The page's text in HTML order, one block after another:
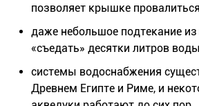
позволяет крышке
даже небольшое подтекание
«съедать» десятки литров
системы водоснабжения
Древнем Египте и Риме, и